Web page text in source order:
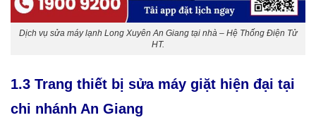
Dịch vụ sửa máy lạnh Long Xuyên An Giang tại nhà – Hệ Thống Điện Tử
HT.
1.3 Trang thiết bị sửa máy giặt hiện đại tại
chi nhánh An Giang